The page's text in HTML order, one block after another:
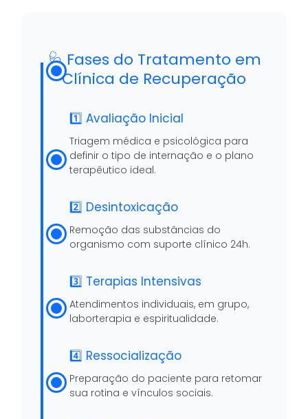
🩺 Fases do Tratamento em
Clínica de Recuperação
1️⃣ Avaliação Inicial
Triagem médica e psicológica para
definir o tipo de internação e o plano
terapêutico ideal.
2️⃣ Desintoxicação
Remoção das substâncias do
organismo com suporte clínico 24h.
3️⃣ Terapias Intensivas
Atendimentos individuais, em grupo,
laborterapia e espiritualidade.
4️⃣ Ressocialização
Preparação do paciente para retomar
sua rotina e vínculos sociais.